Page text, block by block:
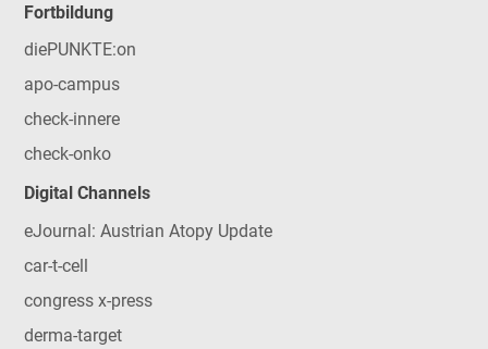
Fortbildung
diePUNKTE:on
apo-campus
check-innere
check-onko
Digital Channels
eJournal: Austrian Atopy Update
car-t-cell
congress x-press
derma-target